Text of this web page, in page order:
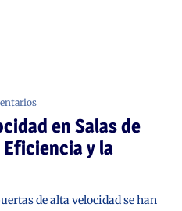
en Salas de
y la
de alta velocidad se han